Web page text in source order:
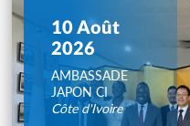
10 Août
2026
AMBASSADE
JAPON CI
Côte d'Ivoire